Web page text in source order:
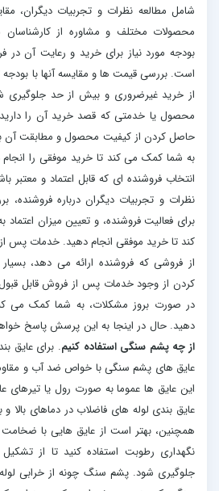
شامل مطالعه نظرات و تجربیات دیگران،
محصولات مختلف و مشاوره از کارشناسان
بودجه مورد نیاز برای خرید و رعایت آن در
است. بررسی قیمت ها و مقایسه آنها با
از خرید غیرضروری و بیش از حد جلوگیری
محصول یا خدمتی که قصد خرید آن را
حاصل کردن از کیفیت محصول و مطابقت آن
به شما کمک می کند تا خرید موفقی را انجام
انتخاب فروشنده ای که قابل اعتماد و معتبر
نظرات و تجربیات دیگران درباره فروشنده،
برای فعالیت فروشنده، و تعیین میزان
کند تا خرید موفقی انجام دهید. خدمات
از فروشی که فروشنده ارائه می دهد،
کردن از وجود خدمات پس از فروش قابل قبول
در صورت بروز مشکلات، به شما کمک می
دهید. حال در اینجا به این پرسش پاسخ
از چه پشم سنگی استفاده کنیم. برای عایق
عایق های پشم سنگی با خواص ضد آب و
این عایق ها عموما به صورت رول یا تیرهای
عایق بندی لوله های فاضلاب در دماهای بالا
همچنین، بهتر است از عایق هایی با
نگهداری رطوبت استفاده کنید تا از
جلوگیری شود. پشم سنگ چونه از خرابی